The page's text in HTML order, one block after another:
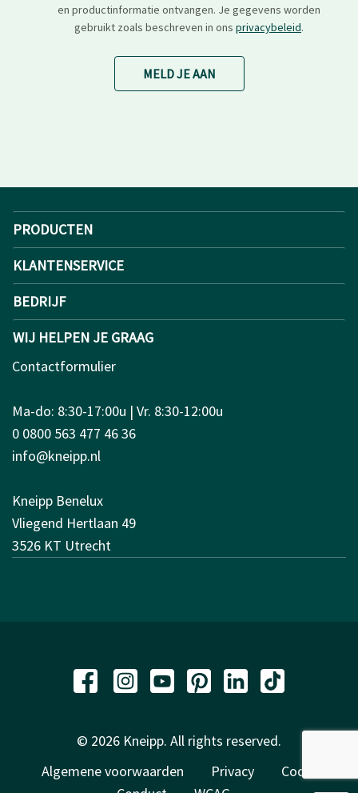
en productinformatie ontvangen. Je gegevens worden
gebruikt zoals beschreven in ons privacybeleid.
MELD JE AAN
PRODUCTEN
KLANTENSERVICE
BEDRIJF
WIJ HELPEN JE GRAAG
Contactformulier
Ma-do: 8:30-17:00u | Vr. 8:30-12:00u
0 0800 563 477 46 36
info@kneipp.nl
Kneipp Benelux
Vliegend Hertlaan 49
3526 KT Utrecht
© 2026 Kneipp. All rights reserved.
Algemene voorwaarden
Privacy
Code of